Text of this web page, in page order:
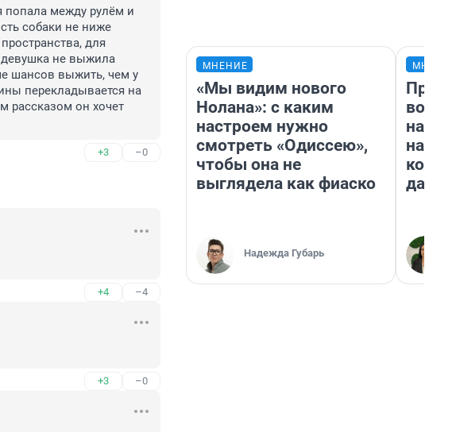
попала между рулём и
собаки не ниже
для
не выжила
шансов выжить, чем у
перекладывается на
рассказом он хочет
+3 –0
+4 –4
+3 –0
МНЕНИЕ
«Мы видим нового
Нолана»: с каким
настроем нужно
смотреть «Одиссею»,
чтобы она не
выглядела как фиаско
Надежда Губарь
нам
даже